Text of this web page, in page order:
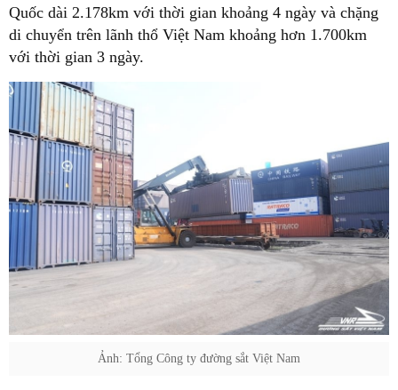
Quốc dài 2.178km với thời gian khoảng 4 ngày và chặng
di chuyển trên lãnh thổ Việt Nam khoảng hơn 1.700km
với thời gian 3 ngày.
Ảnh: Tổng Công ty đường sắt Việt Nam